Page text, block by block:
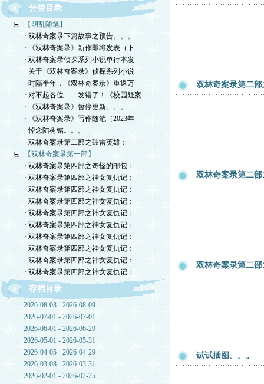
分类目录
【胡乱随笔】
· 双林奇案录下篇故事之预告。。。
· 《双林奇案录》新作即将发表（下
· 双林奇案录侦探系列小说单行本发
· 关于《双林奇案录》侦探系列小说
· 时隔半年，《双林奇案录》重返万
· 对不起各位——发错了！《校园疑案
· 《双林奇案录》暂停更新。。。
· 《双林奇案录》写作随笔（2023年
· 悼念陆树铭。。。
· 双林奇案录第二部之破雷英雄：
【双林奇案录第一部】
· 双林奇案录第四部之奇怪的邮包：
· 双林奇案录第四部之神女复仇记：
· 双林奇案录第四部之神女复仇记：
· 双林奇案录第四部之神女复仇记：
· 双林奇案录第四部之神女复仇记：
· 双林奇案录第四部之神女复仇记：
· 双林奇案录第四部之神女复仇记：
· 双林奇案录第四部之神女复仇记：
· 双林奇案录第四部之神女复仇记：
· 双林奇案录第四部之神女复仇记：
存档目录
2026-08-03 - 2026-08-09
2026-07-01 - 2026-07-01
2026-06-01 - 2026-06-29
2026-05-01 - 2026-05-31
2026-04-05 - 2026-04-29
2026-03-08 - 2026-03-31
2026-02-01 - 2026-02-25
双林奇案录第二
双林奇案录第二
双林奇案录第二
试试插图。。。